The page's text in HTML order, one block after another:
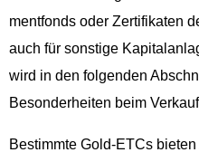
ment­fonds oder Zer­ti­fikat­en
auch für son­stige
wird in den fol­gen­den
Beson­der­heit­en beim
Bes­timmte Gold-ETCs